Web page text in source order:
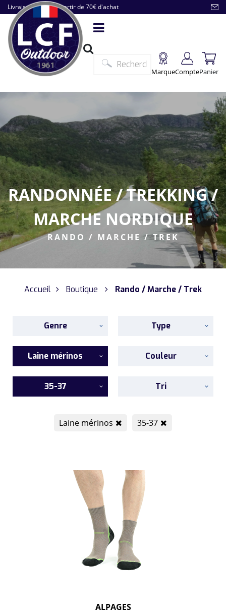
Livraison offerte à partir de 70€ d'achat
MarqueComptePanier
RANDONNÉE / TREKKING /
MARCHE NORDIQUE
RANDO / MARCHE / TREK
Accueil Boutique Rando / Marche / Trek
Genre Type
Laine mérinos Couleur
35-37 Tri
Laine mérinos 35-37
ALPAGES